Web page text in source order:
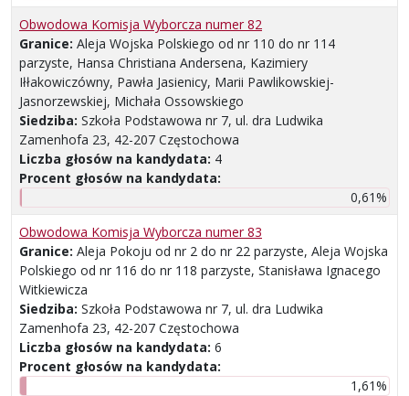
Obwodowa Komisja Wyborcza numer 82
Granice: Aleja Wojska Polskiego od nr 110 do nr 114
parzyste, Hansa Christiana Andersena, Kazimiery
Iłłakowiczówny, Pawła Jasienicy, Marii Pawlikowskiej-
Jasnorzewskiej, Michała Ossowskiego
Siedziba: Szkoła Podstawowa nr 7, ul. dra Ludwika
Zamenhofa 23, 42-207 Częstochowa
Liczba głosów na kandydata: 4
Procent głosów na kandydata:
0,61%
Obwodowa Komisja Wyborcza numer 83
Granice: Aleja Pokoju od nr 2 do nr 22 parzyste, Aleja Wojska
Polskiego od nr 116 do nr 118 parzyste, Stanisława Ignacego
Witkiewicza
Siedziba: Szkoła Podstawowa nr 7, ul. dra Ludwika
Zamenhofa 23, 42-207 Częstochowa
Liczba głosów na kandydata: 6
Procent głosów na kandydata:
1,61%